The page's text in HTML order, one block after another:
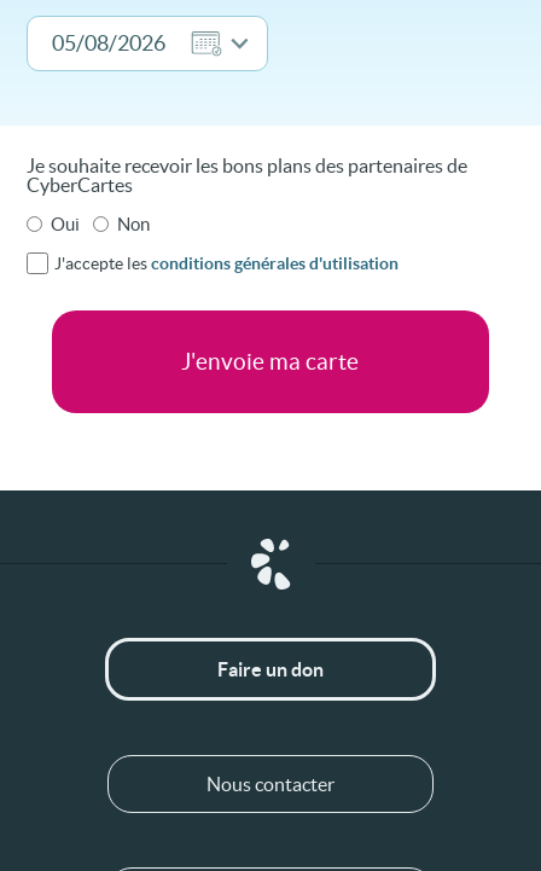
Je souhaite recevoir les bons plans des partenaires de
CyberCartes
Oui Non
J'accepte lesconditions générales d'utilisation
Faire un don
Nous contacter